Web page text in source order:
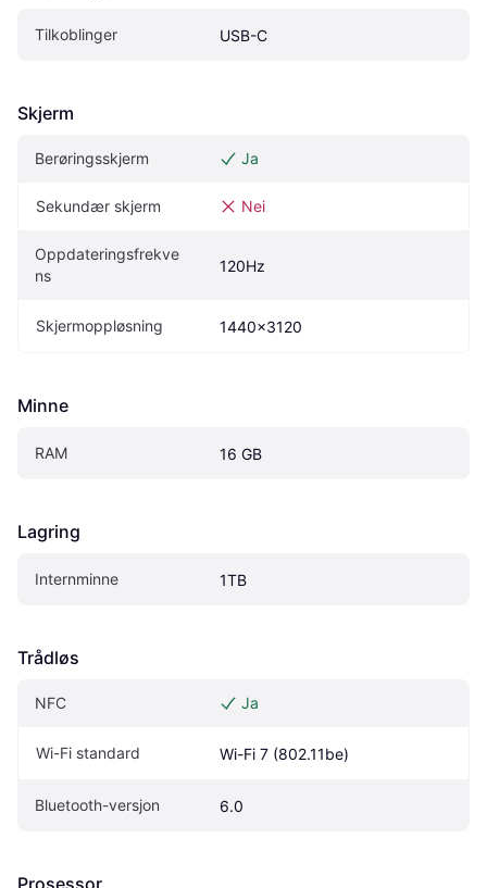
Tilkoblinger USB-C
Skjerm
Berøringsskjerm Ja
Sekundær skjerm Nei
Oppdateringsfrekve
ns
120Hz
Skjermoppløsning 1440x3120
Minne
RAM 16 GB
Lagring
Internminne 1TB
Trådløs
NFC Ja
Wi-Fi standard Wi-Fi 7 (802.11be)
Bluetooth-versjon 6.0